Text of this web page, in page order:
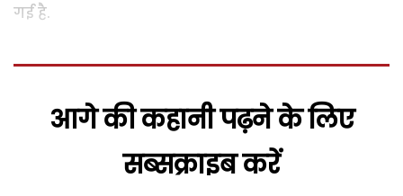
गई है.
आगे की कहानी पढ़ने के लिए
सब्सक्राइब करें